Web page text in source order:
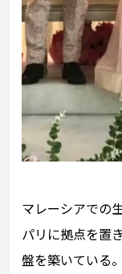
マレーシアでの
パリに拠点を置
盤を築いている。